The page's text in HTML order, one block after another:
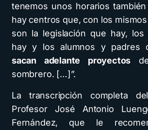
tenemos unos horarios
hay centros que, con los
son la legislación que hay, los
hay y los alumnos y padres
sacan adelante proyectos
sombrero. […]”.
La transcripción completa
Profesor José Antonio
Fernández, que le